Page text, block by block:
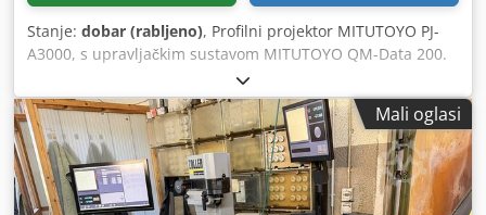
Stanje: dobar (rabljeno), Profilni projektor MITUTOYO PJ-
A3000, s upravljačkim sustavom MITUTOYO QM-Data 200.
Mali oglasi